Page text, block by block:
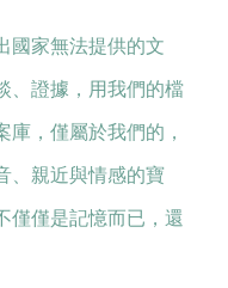
國家無法提供的文
、證據，用我們的檔
庫，僅屬於我們的，
、親近與情感的寶
僅僅是記憶而已，還